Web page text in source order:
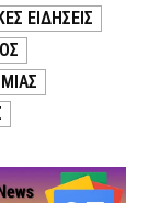
ΕΙΔΗΣΕΙΣ